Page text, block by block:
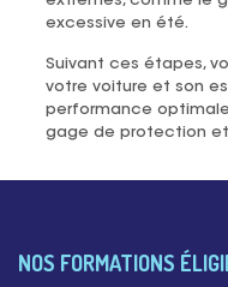
excessive en été.
Suivant ces étapes,
votre voiture et son
performance
gage de protection
NOS FORMATIONS